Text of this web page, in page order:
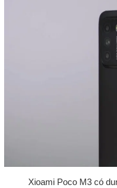
Xioami Poco M3 có